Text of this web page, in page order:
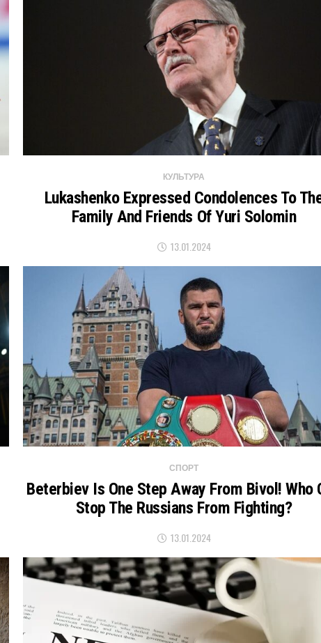
КУЛЬТУРА
Lukashenko Expressed Condolences To
Family And Friends Of Yuri Solomin
13.01.2024
СПОРТ
Beterbiev Is One Step Away From Bivol! Who
Stop The Russians From Fighting?
13.01.2024